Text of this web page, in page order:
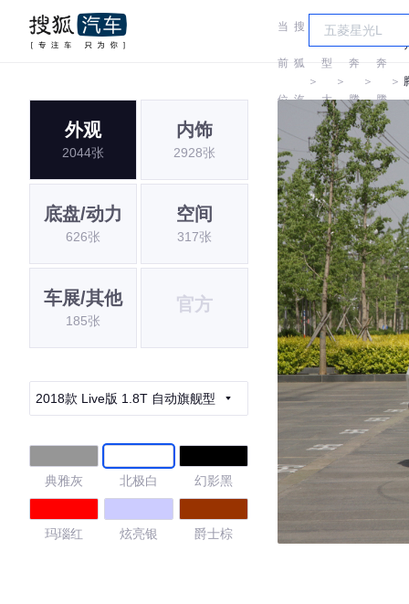
当
前
位
置:
搜
狐
汽
＞
车
型
大
全
＞
奔
腾
＞
奔
腾
＞
外观
2044张
内饰
2928张
底盘/动力
626张
空间
317张
车展/其他
185张
官方
2018款 Live版 1.8T 自动旗舰型
典雅灰 北极白 幻影黑
玛瑙红 炫亮银 爵士棕